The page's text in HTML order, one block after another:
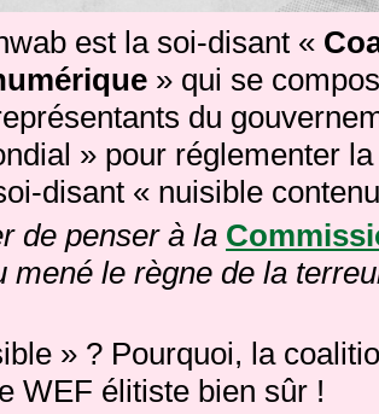
est la soi-disant «
» qui se
du
» pour réglementer
disant « nuisible
depenser à la
mené le règne de la
» ? Pourquoi, la
WEF élitiste bien sûr !